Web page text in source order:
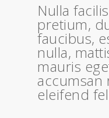
Nulla
pretium,
faucibus,
nulla,
mauris
accumsan
eleifend